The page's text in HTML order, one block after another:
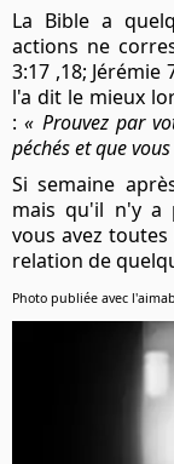
La Bible a
actions ne
3:17 ,18; Jérémie
l'a dit le mieux
:« Prouvez par
péchés et que
Si semaine
mais qu'il n'y a
vous avez
relation de
Photo publiée avec